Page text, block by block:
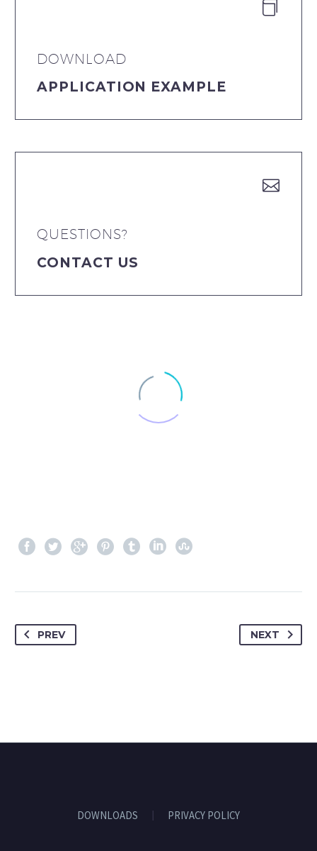


DOWNLOAD
APPLICATION EXAMPLE


QUESTIONS?
CONTACT US
PREV NEXT
DOWNLOADS PRIVACY POLICY